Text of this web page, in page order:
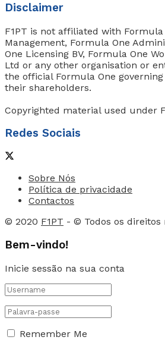
Disclaimer
F1PT is not affiliated with Formula
Management, Formula One
One Licensing BV, Formula One
Ltd or any other organisation or
the official Formula One
their shareholders.
Copyrighted material used under
Redes Sociais
Sobre Nós
Política de privacidade
Contactos
© 2020 F1PT - © Todos os direitos
Bem-vindo!
Inicie sessão na sua conta
Remember Me